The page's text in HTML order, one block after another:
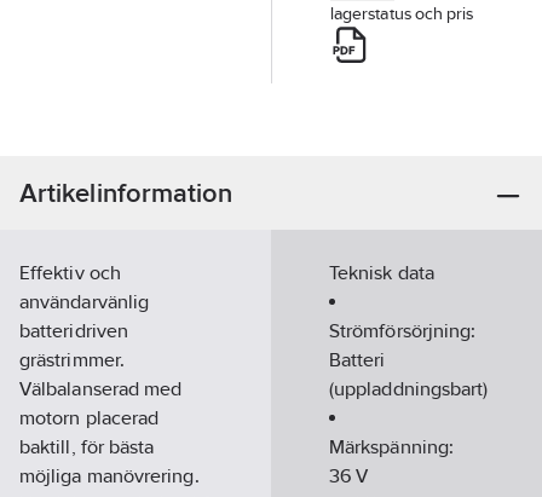
lagerstatus och pris
Artikelinformation
Effektiv och
användarvänlig
batteridriven
grästrimmer.
Välbalanserad med
motorn placerad
baktill, för bästa
möjliga manövrering.
Teknisk data
Strömförsörjning:
Batteri
(uppladdningsbart)
Märkspänning:
36 V